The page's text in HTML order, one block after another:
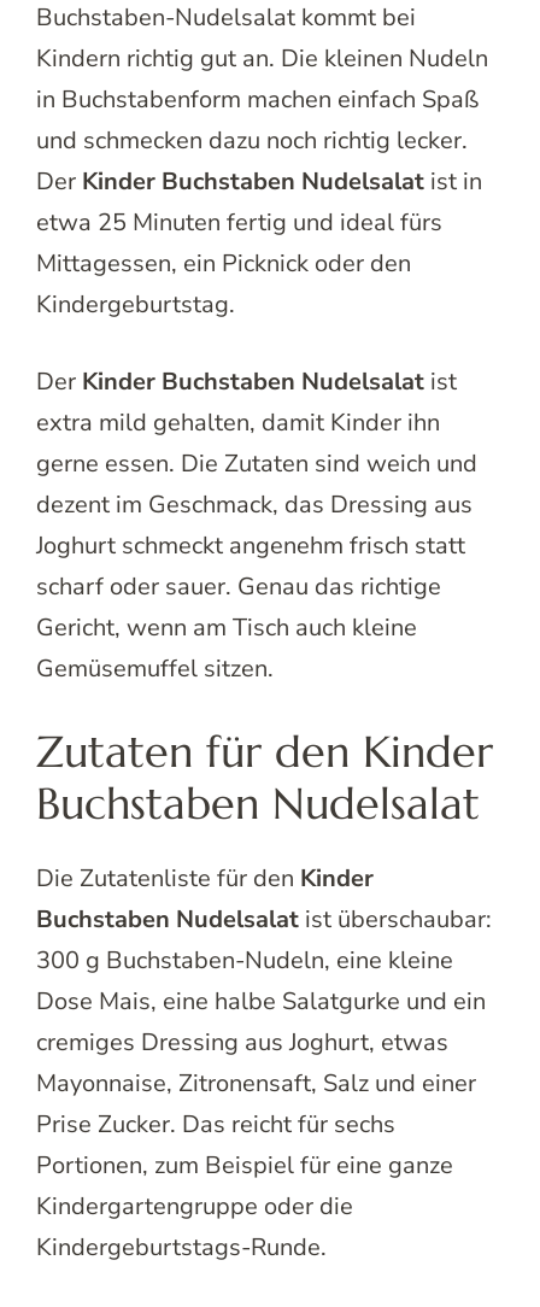
Buchstaben-Nudelsalat kommt bei
Kindern richtig gut an. Die kleinen Nudeln
in Buchstabenform machen einfach Spaß
und schmecken dazu noch richtig lecker.
Der Kinder Buchstaben Nudelsalat ist in
etwa 25 Minuten fertig und ideal fürs
Mittagessen, ein Picknick oder den
Kindergeburtstag.
Der Kinder Buchstaben Nudelsalat ist
extra mild gehalten, damit Kinder ihn
gerne essen. Die Zutaten sind weich und
dezent im Geschmack, das Dressing aus
Joghurt schmeckt angenehm frisch statt
scharf oder sauer. Genau das richtige
Gericht, wenn am Tisch auch kleine
Gemüsemuffel sitzen.
Zutaten für den Kinder
Buchstaben Nudelsalat
Die Zutatenliste für den Kinder
Buchstaben Nudelsalat ist überschaubar:
300 g Buchstaben-Nudeln, eine kleine
Dose Mais, eine halbe Salatgurke und ein
cremiges Dressing aus Joghurt, etwas
Mayonnaise, Zitronensaft, Salz und einer
Prise Zucker. Das reicht für sechs
Portionen, zum Beispiel für eine ganze
Kindergartengruppe oder die
Kindergeburtstags-Runde.